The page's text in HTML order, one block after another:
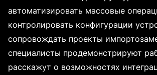
автоматизировать массовые
контролировать конфигурации
сопровождать проекты
специалисты продемонстрируют
расскажут о возможностях